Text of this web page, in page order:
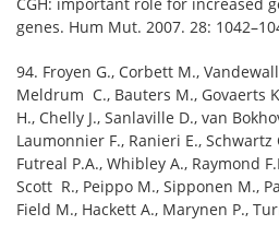
genes. Hum Mut. 2007. 28:
94. Froyen G., Corbett M.,
Meldrum C., Bauters M., Govaerts
H., Chelly J., Sanlaville D., van
Laumonnier F., Ranieri E., Schwartz
Futreal P.A., Whibley A., Raymond
Scott R., Peippo M., Sipponen M.,
Field M., Hackett A., Marynen P.,